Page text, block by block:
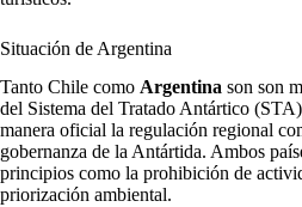
Situación de Argentina
Tanto Chile como Argentina son son
del Sistema del Tratado Antártico
manera oficial la regulación regional
gobernanza de la Antártida. Ambos
principios como la prohibición de
priorización ambiental.